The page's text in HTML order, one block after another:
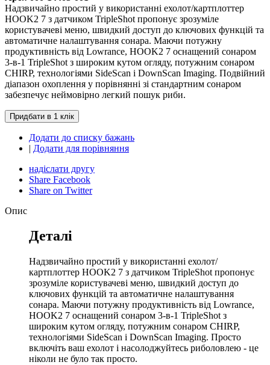
Надзвичайно простий у використанні ехолот/картплоттер
HOOK2 7 з датчиком TripleShot пропонує зрозуміле
користувачеві меню, швидкий доступ до ключових функцій та
автоматичне налаштування сонара. Маючи потужну
продуктивність від Lowrance, HOOK2 7 оснащений сонаром
3-в-1 TripleShot з широким кутом огляду, потужним сонаром
CHIRP, технологіями SideScan і DownScan Imaging. Подвійний
діапазон охоплення у порівнянні зі стандартним сонаром
забезпечує неймовірно легкий пошук риби.
Додати до списку бажань
| Додати для порівняння
надіслати другу
Share Facebook
Share on Twitter
Опис
Деталі
Надзвичайно простий у використанні ехолот/
картплоттер HOOK2 7 з датчиком TripleShot пропонує
зрозуміле користувачеві меню, швидкий доступ до
ключових функцій та автоматичне налаштування
сонара. Маючи потужну продуктивність від Lowrance,
HOOK2 7 оснащений сонаром 3-в-1 TripleShot з
широким кутом огляду, потужним сонаром CHIRP,
технологіями SideScan і DownScan Imaging. Просто
включіть ваш ехолот і насолоджуйтесь риболовлею - це
ніколи не було так просто.